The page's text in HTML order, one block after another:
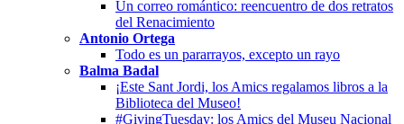
Un correo romántico: reencuentro de dos retratos
del Renacimiento
Antonio Ortega
Todo es un pararrayos, excepto un rayo
Balma Badal
¡Este Sant Jordi, los Amics regalamos libros a la
Biblioteca del Museo!
#GivingTuesday: los Amics del Museu Nacional